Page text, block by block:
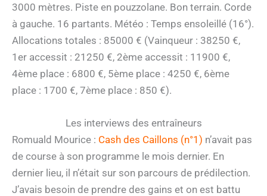
3000 mètres. Piste en pouzzolane. Bon terrain. Corde
à gauche. 16 partants. Météo : Temps ensoleillé (16°).
Allocations totales : 85000 € (Vainqueur : 38250 €,
1er accessit : 21250 €, 2ème accessit : 11900 €,
4ème place : 6800 €, 5ème place : 4250 €, 6ème
place : 1700 €, 7ème place : 850 €).
Les interviews des entraîneurs
Romuald Mourice : Cash des Caillons (n°1) n’avait pas
de course à son programme le mois dernier. En
dernier lieu, il n’était sur son parcours de prédilection.
J’avais besoin de prendre des gains et on est battu